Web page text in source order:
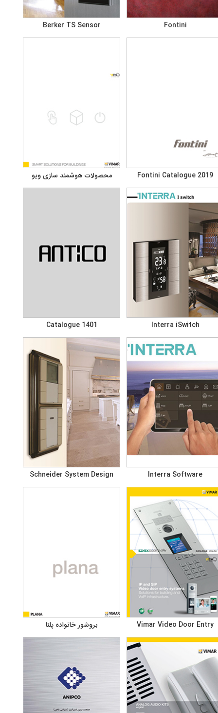
Fontini
Berker TS Sensor
Fontini Catalogue 2019 محصولات هوشمند سازی ویو
Interra iSwitch
Catalogue 1401
Interra Software
Schneider System Design
Vimar Video Door Entry بروشور خانواده پلنا